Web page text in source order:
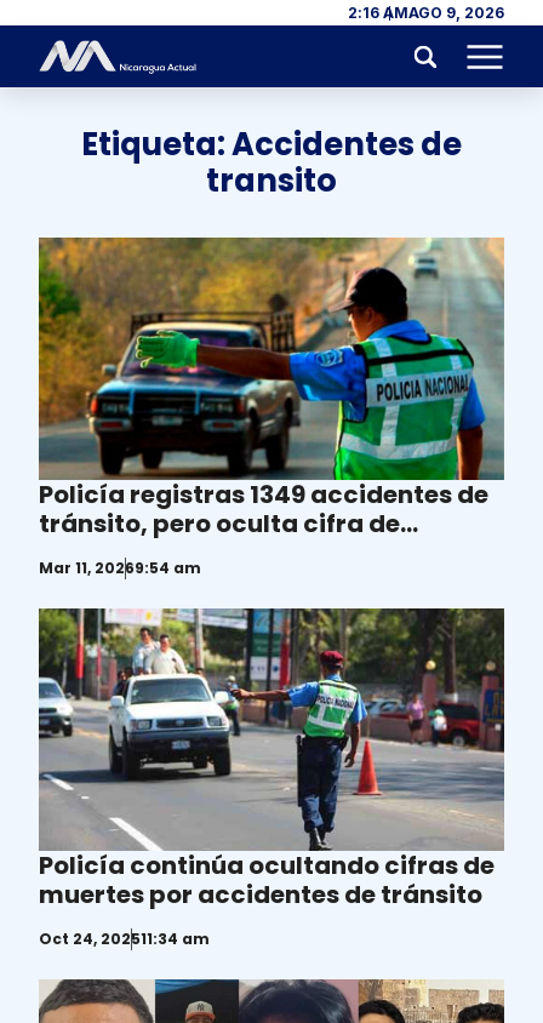
Skip to content 2:16 AMAGO 9, 2026
Menu
Etiqueta:Accidentes de
transito
Policía registras 1349 accidentes de
tránsito, pero oculta cifra de
muertes
Mar 11, 20269:54 am
Policía continúa ocultando cifras de
muertes por accidentes de tránsito
Oct 24, 202511:34 am